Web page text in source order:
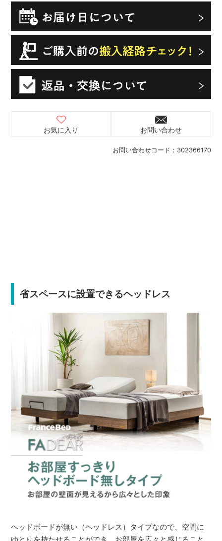
お問い合わせコード： 302366170
お気に入り お問い合わせ
省スペースに設置できるヘッドレス
ヘッドボードが無い（ヘッドレス）タイプなので、空間に